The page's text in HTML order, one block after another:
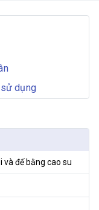
dụng
và đế bằng cao su